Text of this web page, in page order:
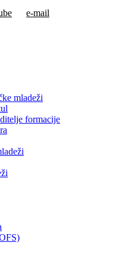
e-mail
mladeži
formacije